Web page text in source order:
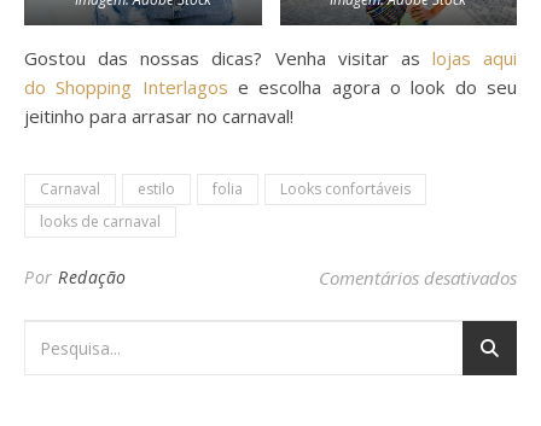
Gostou das nossas dicas? Venha visitar as lojas aqui
do Shopping Interlagos e escolha agora o look do seu
jeitinho para arrasar no carnaval!
Carnaval estilo folia
Looks confortáveis
looks de carnaval
Por Redação Comentários desativados